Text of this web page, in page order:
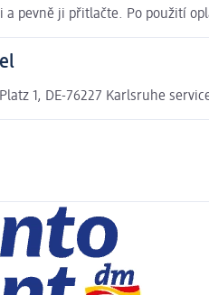
a pevně ji přitlačte. Po použití
1, DE-76227 Karlsruhe